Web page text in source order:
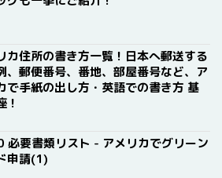
カ住所の書き方一覧！日本へ郵送する
、郵便番号、番地、部屋番号など、ア
で手紙の出し方・英語での書き方 基
！
必要書類リスト - アメリカでグリーン
申請(1)